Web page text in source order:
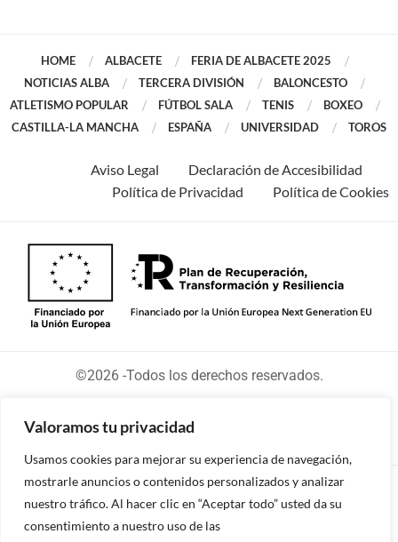
Valoramos tu privacidad
Usamos cookies para mejorar su experiencia de navegación,
mostrarle anuncios o contenidos personalizados y analizar
nuestro tráfico. Al hacer clic en “Aceptar todo” usted da su
consentimiento a nuestro uso de las
HOME ALBACETE
FERIA DE ALBACETE 2025
NOTICIAS ALBA
TERCERA DIVISIÓN
BALONCESTO
ATLETISMO POPULAR
FÚTBOL SALA TENIS
BOXEO
CASTILLA-LA MANCHA
ESPAÑA UNIVERSIDAD TOROS
Aviso Legal
Declaración de Accesibilidad
Política de Privacidad
Política de Cookies
©2026 -Todos los derechos reservados.
Diseñado y desarrollado por tu equipo Imedia
Comunicación